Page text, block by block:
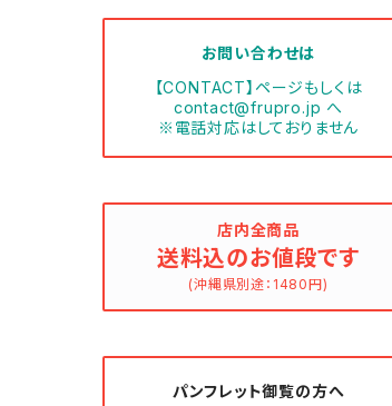
お問い合わせは
【CONTACT】ページもしくは
contact@frupro.jp へ
※電話対応はしておりません
店内全商品
送料込のお値段です
(沖縄県別途：1480円)
パンフレット御覧の方へ